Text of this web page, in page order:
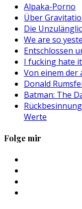
Alpaka-Porno
Über
Die
We are so
Entschlossen
I fucking hate
Von einem der
Donald
Batman: The
Werte
Folge mir